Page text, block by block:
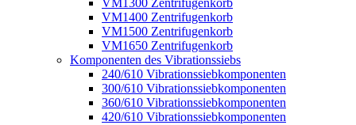
VM1300 Zentrifugenkorb
VM1400 Zentrifugenkorb
VM1500 Zentrifugenkorb
VM1650 Zentrifugenkorb
Komponenten des Vibrationssiebs
240/610 Vibrationssiebkomponenten
300/610 Vibrationssiebkomponenten
360/610 Vibrationssiebkomponenten
420/610 Vibrationssiebkomponenten